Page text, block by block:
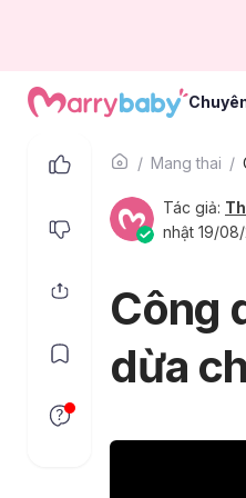
Mang thai
Tác giả:
nhật 19/
Công
dừa